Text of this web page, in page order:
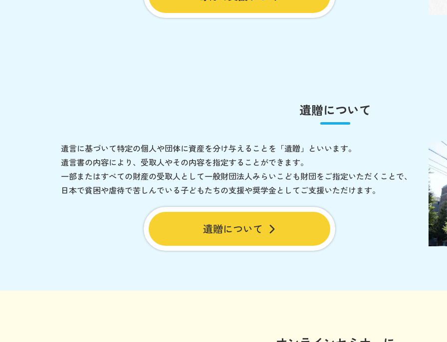
遺贈について
遺言に基づいて特定の個人や団体に資産を分け与えることを「遺贈」といいます。
遺言書の内容により、受取人やその内容を指定することができます。
一部またはすべての財産の受取人として一般財団法人みらいこども財団をご指定いただくことで、
日本で貧困や虐待で苦しんでいる子どもたちの支援や奨学金としてご支援いただけます。
遺贈について